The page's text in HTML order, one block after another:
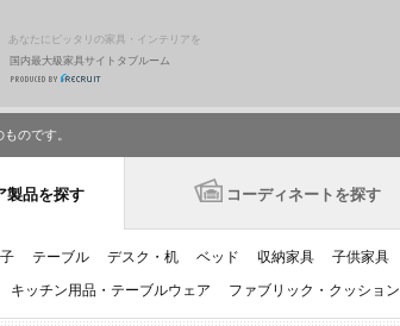
あなたにピッタリの家具・インテリアを
国内最大級家具サイトタブルーム
のです。
製品を探す コーディネートを探す
テーブル デスク・机 ベッド 収納家具 子供家具
キッチン用品・テーブルウェア ファブリック・クッション